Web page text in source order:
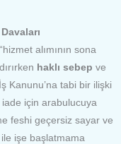
alımının sona
haklı sebep ve
Kanunu’na tabi bir ilişki
için arabulucuya
feshi geçersiz sayar ve
işe başlatmama